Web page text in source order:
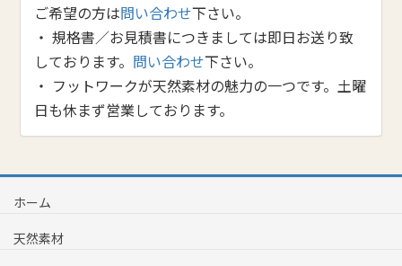
ご希望の方は問い合わせ下さい。
・ 規格書／お見積書につきましては即日お送り致
しております。 問い合わせ下さい。
・ フットワークが天然素材の魅力の一つです。土曜
日も休まず営業しております。
ホーム
天然素材